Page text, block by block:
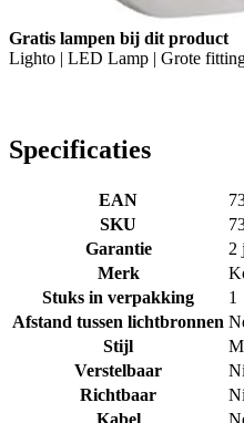
Gratis lampen bij dit product
Lighto | LED Lamp | Grote
Specificaties
EAN
SKU
Garantie
2
Merk
Stuks in verpakking
1
Afstand tussen lichtbronnen
Stijl
Verstelbaar
Richtbaar
Kabel